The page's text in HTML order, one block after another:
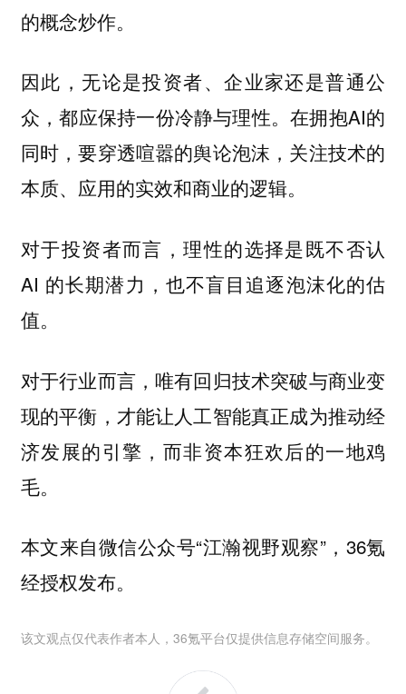
的概念炒作。
因此，无论是投资者、企业家还是普通公
众，都应保持一份冷静与理性。在拥抱AI的
同时，要穿透喧嚣的舆论泡沫，关注技术的
本质、应用的实效和商业的逻辑。
对于投资者而言，理性的选择是既不否认
AI 的长期潜力，也不盲目追逐泡沫化的估
值。
对于行业而言，唯有回归技术突破与商业变
现的平衡，才能让人工智能真正成为推动经
济发展的引擎，而非资本狂欢后的一地鸡
毛。
本文来自微信公众号“江瀚视野观察”，36氪
经授权发布。
该文观点仅代表作者本人，36氪平台仅提供信息存储空间服务。